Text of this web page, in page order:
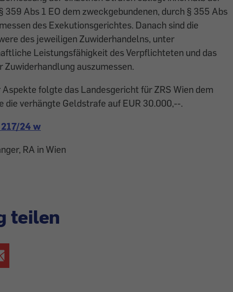
Abs 1 EO dem zweckgebundenen, durch § 355 Abs
des Exekutionsgerichtes. Danach sind die
des jeweiligen Zuwiderhandelns, unter
Leistungsfähigkeit des Verpflichteten und das
auszumessen.
folgte das Landesgericht für ZRS Wien dem
die verhängte Geldstrafe auf EUR 30.000,--.
217/24 w
RA in Wien
teilen